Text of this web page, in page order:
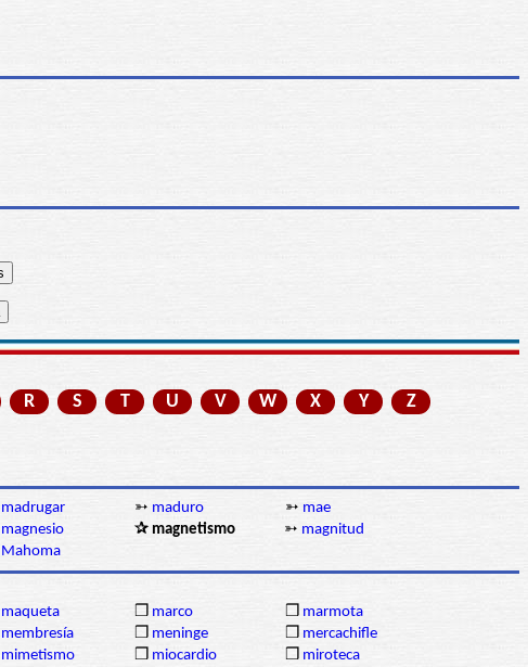
R S T U V W X Y Z
madrugar ➳ maduro ➳ mae
magnesio ✰ magnetismo ➳ magnitud
Mahoma
maqueta ❒ marco ❒ marmota
membresía ❒ meninge ❒ mercachifle
mimetismo ❒ miocardio ❒ miroteca